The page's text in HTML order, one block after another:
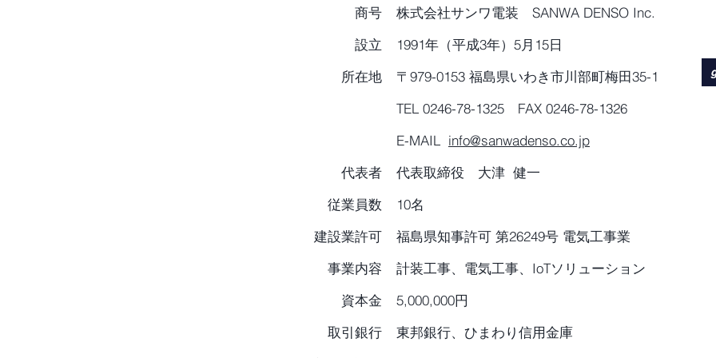
商号
設立
所在地
代表者
従業員数
建設業許可
事業内容
資本金
取引銀行
株式会社サンワ電装 SANWA DENSO Inc.
1991年（平成3年）5月15日
〒979-0153 福島県いわき市川部町梅田35-1
TEL 0246-78-1325 FAX 0246-78-1326
E-MAIL info@sanwadenso.co.jp
代表取締役 大津 健一
10名
福島県知事許可 第26249号 電気工事業
計装工事、電気工事、IoTソリューション
5,000,000円
東邦銀行、ひまわり信用金庫